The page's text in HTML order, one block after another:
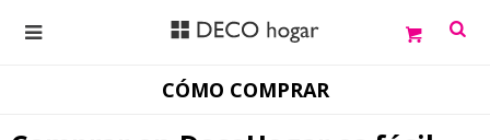

CÓMO COMPRAR